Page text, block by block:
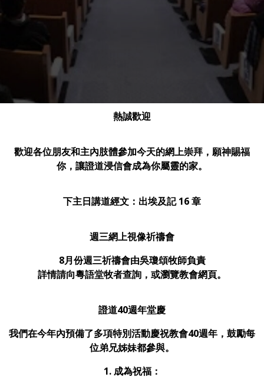
熱誠歡迎
歡迎各位朋友和主內肢體參加今天的網上崇拜，願神賜福
你，讓證道浸信會成為你屬靈的家。
下主日講道經文 ：出埃及記 16 章
週三網上視像祈禱會
8月份週三祈禱會由吳瓊頌牧師負責
詳情請向粵語堂牧者查詢，或瀏覽教會網頁。
證道40週年堂慶
我們在今年內預備了多項特別活動慶祝教會40週年，鼓勵每
位弟兄姊妹都參與。
1. 成為祝福：